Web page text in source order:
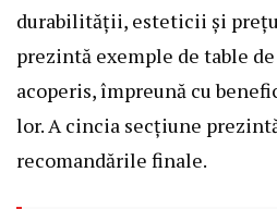
durabilității, esteticii și
prezintă exemple de table
acoperis, împreună cu
lor. A cincia secțiune
recomandările finale.